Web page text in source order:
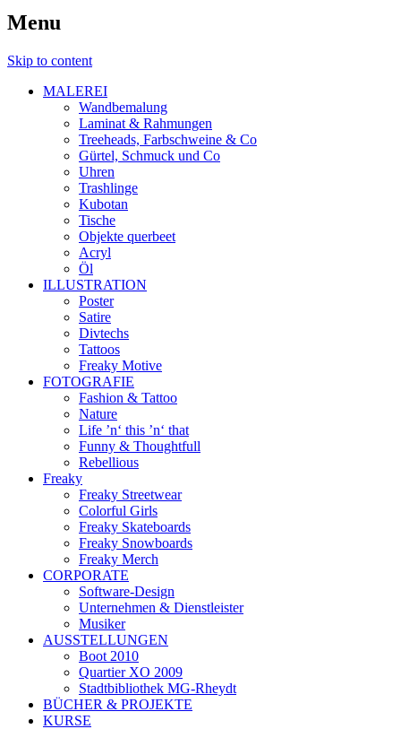
Menu
Skip to content
MALEREI
Wandbemalung
Laminat & Rahmungen
Treeheads, Farbschweine & Co
Gürtel, Schmuck und Co
Uhren
Trashlinge
Kubotan
Tische
Objekte querbeet
Acryl
Öl
ILLUSTRATION
Poster
Satire
Divtechs
Tattoos
Freaky Motive
FOTOGRAFIE
Fashion & Tattoo
Nature
Life ’n‘ this ’n‘ that
Funny & Thoughtfull
Rebellious
Freaky
Freaky Streetwear
Colorful Girls
Freaky Skateboards
Freaky Snowboards
Freaky Merch
CORPORATE
Software-Design
Unternehmen & Dienstleister
Musiker
AUSSTELLUNGEN
Boot 2010
Quartier XO 2009
Stadtbibliothek MG-Rheydt
BÜCHER & PROJEKTE
KURSE